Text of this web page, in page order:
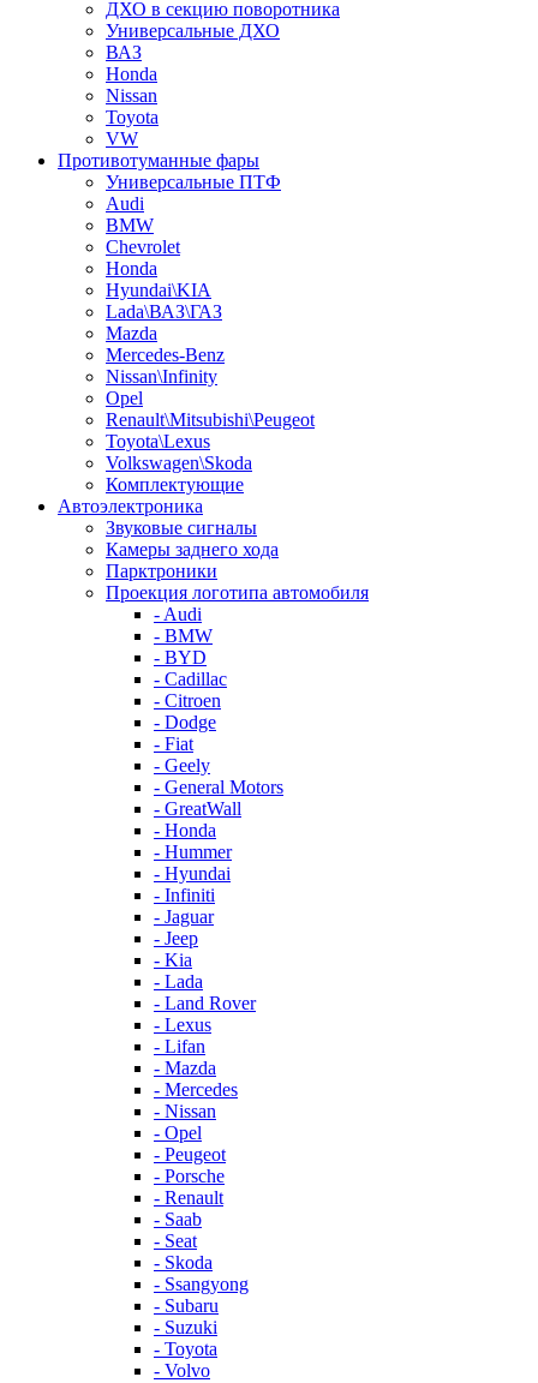
ДХО в секцию поворотника
Универсальные ДХО
ВАЗ
Honda
Nissan
Toyota
VW
Противотуманные фары
Универсальные ПТФ
Audi
BMW
Chevrolet
Honda
Hyundai\KIA
Lada\ВАЗ\ГАЗ
Mazda
Mercedes-Benz
Nissan\Infinity
Opel
Renault\Mitsubishi\Peugeot
Toyota\Lexus
Volkswagen\Skoda
Комплектующие
Автоэлектроника
Звуковые сигналы
Камеры заднего хода
Парктроники
Проекция логотипа автомобиля
- Audi
- BMW
- BYD
- Cadillac
- Citroen
- Dodge
- Fiat
- Geely
- General Motors
- GreatWall
- Honda
- Hummer
- Hyundai
- Infiniti
- Jaguar
- Jeep
- Kia
- Lada
- Land Rover
- Lexus
- Lifan
- Mazda
- Mercedes
- Nissan
- Opel
- Peugeot
- Porsche
- Renault
- Saab
- Seat
- Skoda
- Ssangyong
- Subaru
- Suzuki
- Toyota
- Volvo